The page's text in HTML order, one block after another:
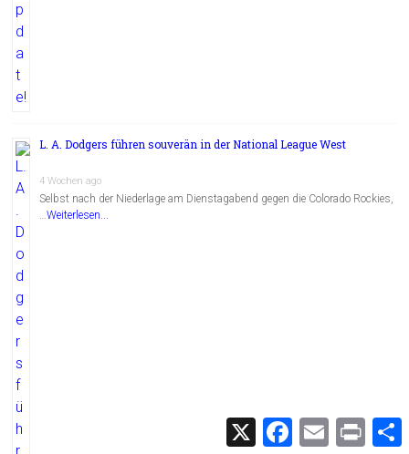
L. A. Dodgers führen souverän in der National League West
4 Wochen ago
Selbst nach der Niederlage am Dienstagabend gegen die Colorado Rockies,
…Weiterlesen...
X
F
E
m
P